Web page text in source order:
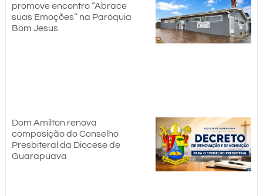
promove encontro “Abrace
suas Emoções” na Paróquia
Bom Jesus
Dom Amilton renova
composição do Conselho
Presbiteral da Diocese de
Guarapuava